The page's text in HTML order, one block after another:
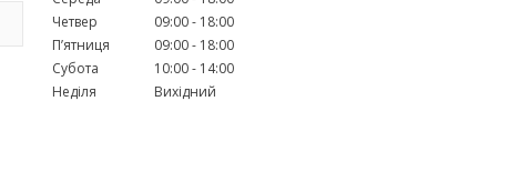
Четвер
09:00
18:00
Пʼятниця
09:00
18:00
Субота
10:00
14:00
Неділя
Вихідний